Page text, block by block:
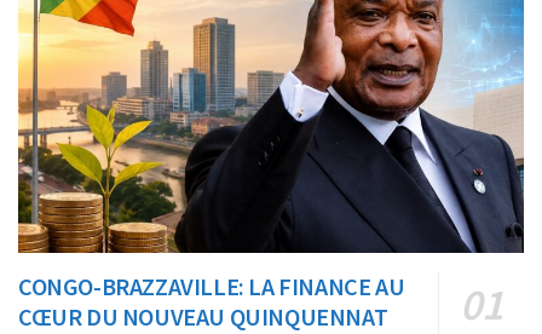
CONGO-BRAZZAVILLE: LA FINANCE AU
CŒUR DU NOUVEAU QUINQUENNAT